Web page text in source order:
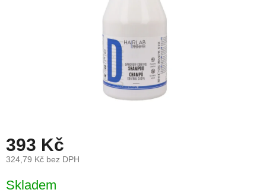
393 Kč
324,79 Kč bez DPH
cena:
Skladem